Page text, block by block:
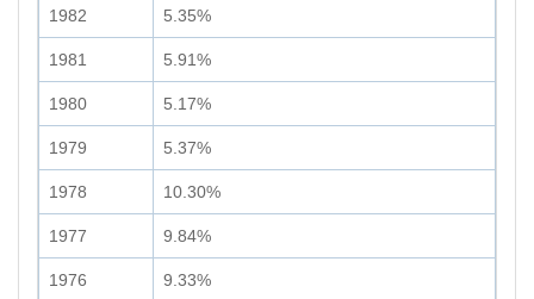
1982 5.35%
1981 5.91%
1980 5.17%
1979 5.37%
1978 10.30%
1977 9.84%
1976 9.33%